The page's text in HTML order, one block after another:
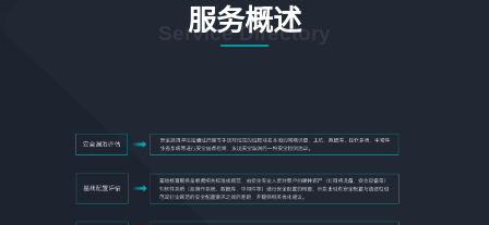
服务概述
Service Directory